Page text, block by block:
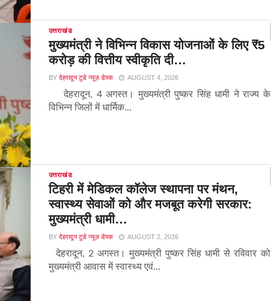
उत्तराखंड
मुख्यमंत्री ने विभिन्न विकास योजनाओं के लिए ₹5
करोड़ की वित्तीय स्वीकृति दी…
BY देहरादून टुडे न्यूज़ डेस्क AUGUST 4, 2026
देहरादून, 4 अगस्त। मुख्यमंत्री पुष्कर सिंह धामी ने राज्य के
विभिन्न जिलों में धार्मिक...
उत्तराखंड
टिहरी में मेडिकल कॉलेज स्थापना पर मंथन,
स्वास्थ्य सेवाओं को और मजबूत करेगी सरकार:
मुख्यमंत्री धामी…
BY देहरादून टुडे न्यूज़ डेस्क AUGUST 2, 2026
देहरादून, 2 अगस्त। मुख्यमंत्री पुष्कर सिंह धामी से रविवार को
मुख्यमंत्री आवास में स्वास्थ्य एवं...